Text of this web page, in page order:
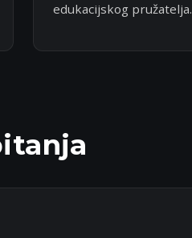
edukacijskog pružatelja.